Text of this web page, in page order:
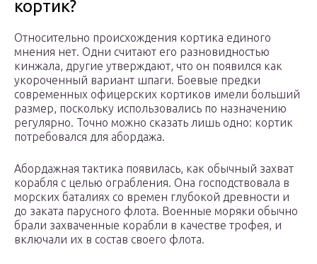
кортик?
Относительно происхождения кортика единого
мнения нет. Одни считают его разновидностью
кинжала, другие утверждают, что он появился как
укороченный вариант шпаги. Боевые предки
современных офицерских кортиков имели больший
размер, поскольку использовались по назначению
регулярно. Точно можно сказать лишь одно: кортик
потребовался для абордажа.
Абордажная тактика появилась, как обычный захват
корабля с целью ограбления. Она господствовала в
морских баталиях со времен глубокой древности и
до заката парусного флота. Военные моряки обычно
брали захваченные корабли в качестве трофея, и
включали их в состав своего флота.